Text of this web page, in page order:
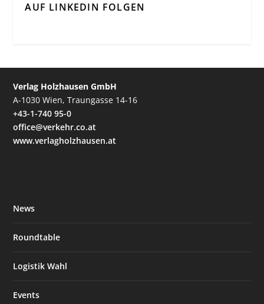
AUF LINKEDIN FOLGEN
Verlag Holzhausen GmbH
A-1030 Wien, Traungasse 14-16
+43-1-740 95-0
office@verkehr.co.at
www.verlagholzhausen.at
News
Roundtable
Logistik Wahl
Events